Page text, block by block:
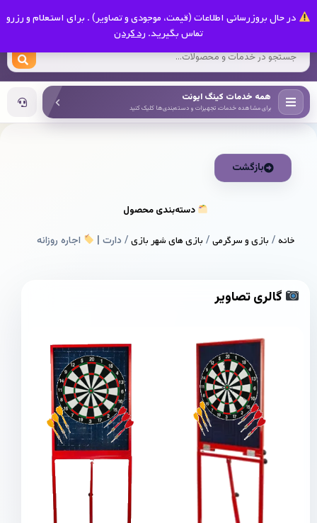
در حال بروزرسانی اطلاعات (قیمت، موجودی و تصاویر) . برای استعلام و رزرو
تماس بگیرید. رد کردن
کینگ ایونت
همه خدمات کینگ ایونت
برای مشاهده خدمات، تجهیزات و دسته‌بندی‌ها کلیک کنید
بازگشت
دسته‌بندی محصول
خانه/ بازی و سرگرمی/ بازی های شهر بازی/ دارت | اجاره روزانه
گالری تصاویر